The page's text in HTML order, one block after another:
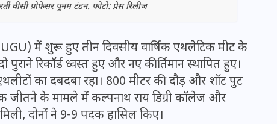
वीसी प्रोफेसर पूनम टंडन. फोटो: प्रेस रिलीज
में शुरू हुए तीन दिवसीय वार्षिक एथलेटिक मीट के
रिकॉर्ड ध्वस्त हुए और नए कीर्तिमान स्थापित हुए।
का दबदबा रहा। 800 मीटर की दौड़ और शॉट पुट
जीतने के मामले में कल्पनाथ राय डिग्री कॉलेज और
दोनों ने 9-9 पदक हासिल किए।